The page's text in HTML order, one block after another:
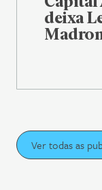
deixa
Ver todas as